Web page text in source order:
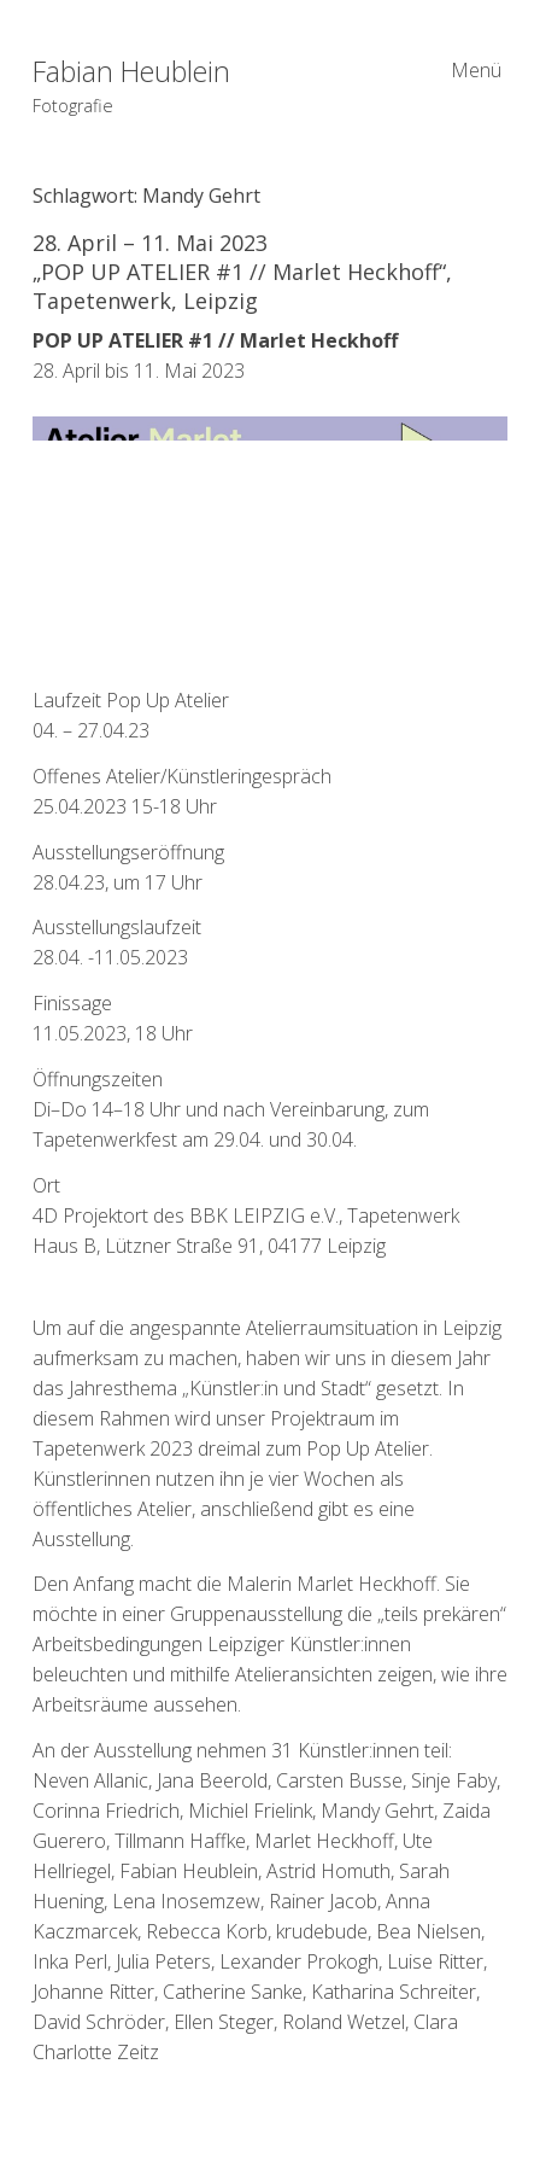
Fabian Heublein
Fotografie
Menü
Schlagwort: Mandy Gehrt
28. April – 11. Mai 2023
„POP UP ATELIER #1 // Marlet Heckhoff“,
Tapetenwerk, Leipzig
POP UP ATELIER #1 // Marlet Heckhoff
28. April bis 11. Mai 2023
Laufzeit Pop Up Atelier
04. – 27.04.23
Offenes Atelier/Künstleringespräch
25.04.2023 15-18 Uhr
Ausstellungseröffnung
28.04.23, um 17 Uhr
Ausstellungslaufzeit
28.04. -11.05.2023
Finissage
11.05.2023, 18 Uhr
Öffnungszeiten
Di–Do 14–18 Uhr und nach Vereinbarung, zum
Tapetenwerkfest am 29.04. und 30.04.
Ort
4D Projektort des BBK LEIPZIG e.V., Tapetenwerk
Haus B, Lützner Straße 91, 04177 Leipzig
Um auf die angespannte Atelierraumsituation in Leipzig
aufmerksam zu machen, haben wir uns in diesem Jahr
das Jahresthema „Künstler:in und Stadt“ gesetzt. In
diesem Rahmen wird unser Projektraum im
Tapetenwerk 2023 dreimal zum Pop Up Atelier.
Künstlerinnen nutzen ihn je vier Wochen als
öffentliches Atelier, anschließend gibt es eine
Ausstellung.
Den Anfang macht die Malerin Marlet Heckhoff. Sie
möchte in einer Gruppenausstellung die „teils prekären“
Arbeitsbedingungen Leipziger Künstler:innen
beleuchten und mithilfe Atelieransichten zeigen, wie ihre
Arbeitsräume aussehen.
An der Ausstellung nehmen 31 Künstler:innen teil:
Neven Allanic, Jana Beerold, Carsten Busse, Sinje Faby,
Corinna Friedrich, Michiel Frielink, Mandy Gehrt, Zaida
Guerero, Tillmann Haffke, Marlet Heckhoff, Ute
Hellriegel, Fabian Heublein, Astrid Homuth, Sarah
Huening, Lena Inosemzew, Rainer Jacob, Anna
Kaczmarcek, Rebecca Korb, krudebude, Bea Nielsen,
Inka Perl, Julia Peters, Lexander Prokogh, Luise Ritter,
Johanne Ritter, Catherine Sanke, Katharina Schreiter,
David Schröder, Ellen Steger, Roland Wetzel, Clara
Charlotte Zeitz